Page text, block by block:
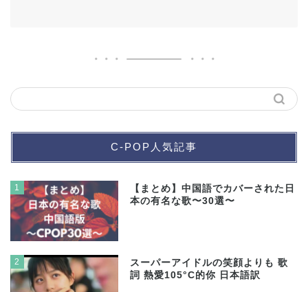
C-POP人気記事
1
【まとめ】中国語でカバーされた日
本の有名な歌〜30選〜
2
スーパーアイドルの笑顔よりも 歌
詞 熱愛105°C的你 日本語訳